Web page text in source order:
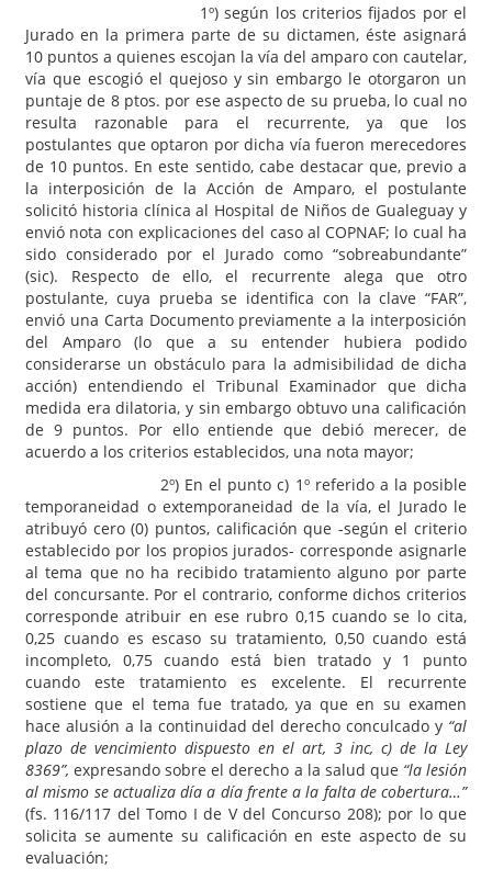
1º) según los criterios fijados por el
Jurado en la primera parte de su dictamen, éste asignará
10 puntos a quienes escojan la vía del amparo con cautelar,
vía que escogió el quejoso y sin embargo le otorgaron un
puntaje de 8 ptos. por ese aspecto de su prueba, lo cual no
resulta razonable para el recurrente, ya que los
postulantes que optaron por dicha vía fueron merecedores
de 10 puntos. En este sentido, cabe destacar que, previo a
la interposición de la Acción de Amparo, el postulante
solicitó historia clínica al Hospital de Niños de Gualeguay y
envió nota con explicaciones del caso al COPNAF; lo cual ha
sido considerado por el Jurado como “sobreabundante”
(sic). Respecto de ello, el recurrente alega que otro
postulante, cuya prueba se identifica con la clave “FAR”,
envió una Carta Documento previamente a la interposición
del Amparo (lo que a su entender hubiera podido
considerarse un obstáculo para la admisibilidad de dicha
acción) entendiendo el Tribunal Examinador que dicha
medida era dilatoria, y sin embargo obtuvo una calificación
de 9 puntos. Por ello entiende que debió merecer, de
acuerdo a los criterios establecidos, una nota mayor;
2º) En el punto c) 1º referido a la posible
temporaneidad o extemporaneidad de la vía, el Jurado le
atribuyó cero (0) puntos, calificación que -según el criterio
establecido por los propios jurados- corresponde asignarle
al tema que no ha recibido tratamiento alguno por parte
del concursante. Por el contrario, conforme dichos criterios
corresponde atribuir en ese rubro 0,15 cuando se lo cita,
0,25 cuando es escaso su tratamiento, 0,50 cuando está
incompleto, 0,75 cuando está bien tratado y 1 punto
cuando este tratamiento es excelente. El recurrente
sostiene que el tema fue tratado, ya que en su examen
hace alusión a la continuidad del derecho conculcado y “al
plazo de vencimiento dispuesto en el art, 3 inc, c) de la Ley
8369”,expresando sobre el derecho a la salud que “la lesión
al mismo se actualiza día a día frente a la falta de cobertura…”
(fs. 116/117 del Tomo I de V del Concurso 208); por lo que
solicita se aumente su calificación en este aspecto de su
evaluación;